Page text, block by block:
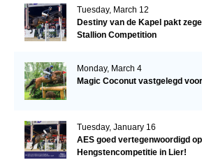
Tuesday, March 12
Destiny van de Kapel pakt
Stallion Competition
Monday, March 4
Magic Coconut vastgelegd
Tuesday, January 16
AES goed vertegenwoordigd
Hengstencompetitie in Lier!